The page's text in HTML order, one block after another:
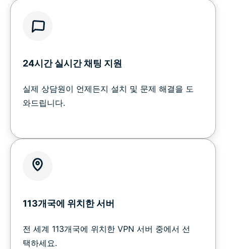
24시간 실시간 채팅 지원
실제 상담원이 언제든지 설치 및 문제 해결을 도
와드립니다.
113개국에 위치한 서버
전 세계 113개국에 위치한 VPN 서버 중에서 선
택하세요.